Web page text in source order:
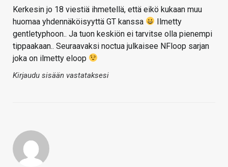
Kerkesin jo 18 viestiä ihmetellä, että eikö kukaan muu
huomaa yhdennäköisyyttä GT kanssa
Ilmetty
gentletyphoon.. Ja tuon keskiön ei tarvitse olla pienempi
tippaakaan.. Seuraavaksi noctua julkaisee NFloop sarjan
joka on ilmetty eloop
Kirjaudu sisään vastataksesi